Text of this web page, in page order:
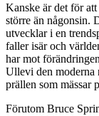
Kanske är det för
större än någonsin.
utvecklar i en
faller isär och
har mot
Ullevi den moderna
prällen som mässar
Förutom Bruce